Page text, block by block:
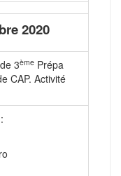
2020
3ème Prépa
CAP. Activité